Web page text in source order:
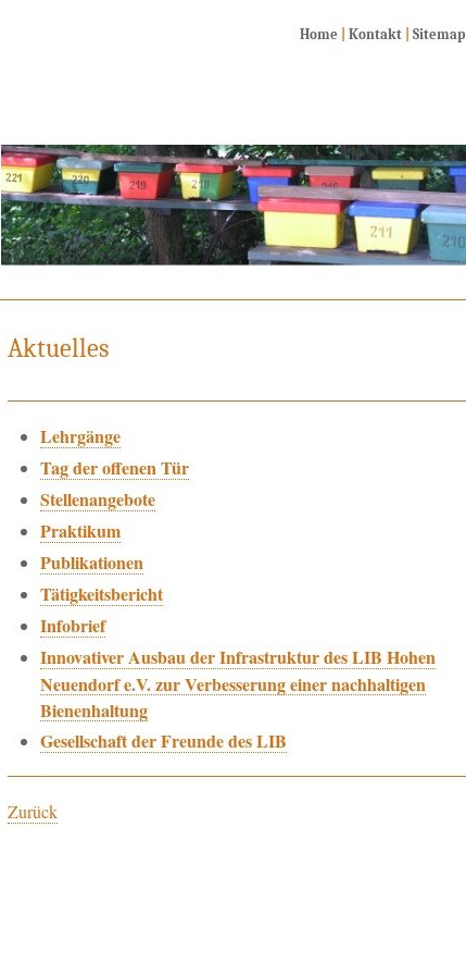
Home Kontakt Sitemap
Aktuelles
Lehrgänge
Tag der offenen Tür
Stellenangebote
Praktikum
Publikationen
Tätigkeitsbericht
Infobrief
Innovativer Ausbau der Infrastruktur des LIB Hohen
Neuendorf e.V. zur Verbesserung einer nachhaltigen
Bienenhaltung
Gesellschaft der Freunde des LIB
Zurück